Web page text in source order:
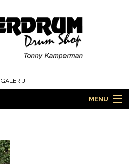
GALERIJ
MENU